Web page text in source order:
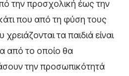
την προσχολική έως την
κάτι που από τη φύση τους
τα παιδιά είναι
από το οποίο θα
την προσωπικότητά